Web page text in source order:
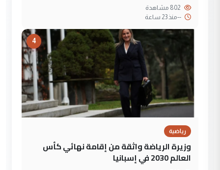
--منذ 23 ساعة
4
رياضية
وزيرة الرياضة واثقة من إقامة نهائي كأس
العالم 2030 في إسبانيا